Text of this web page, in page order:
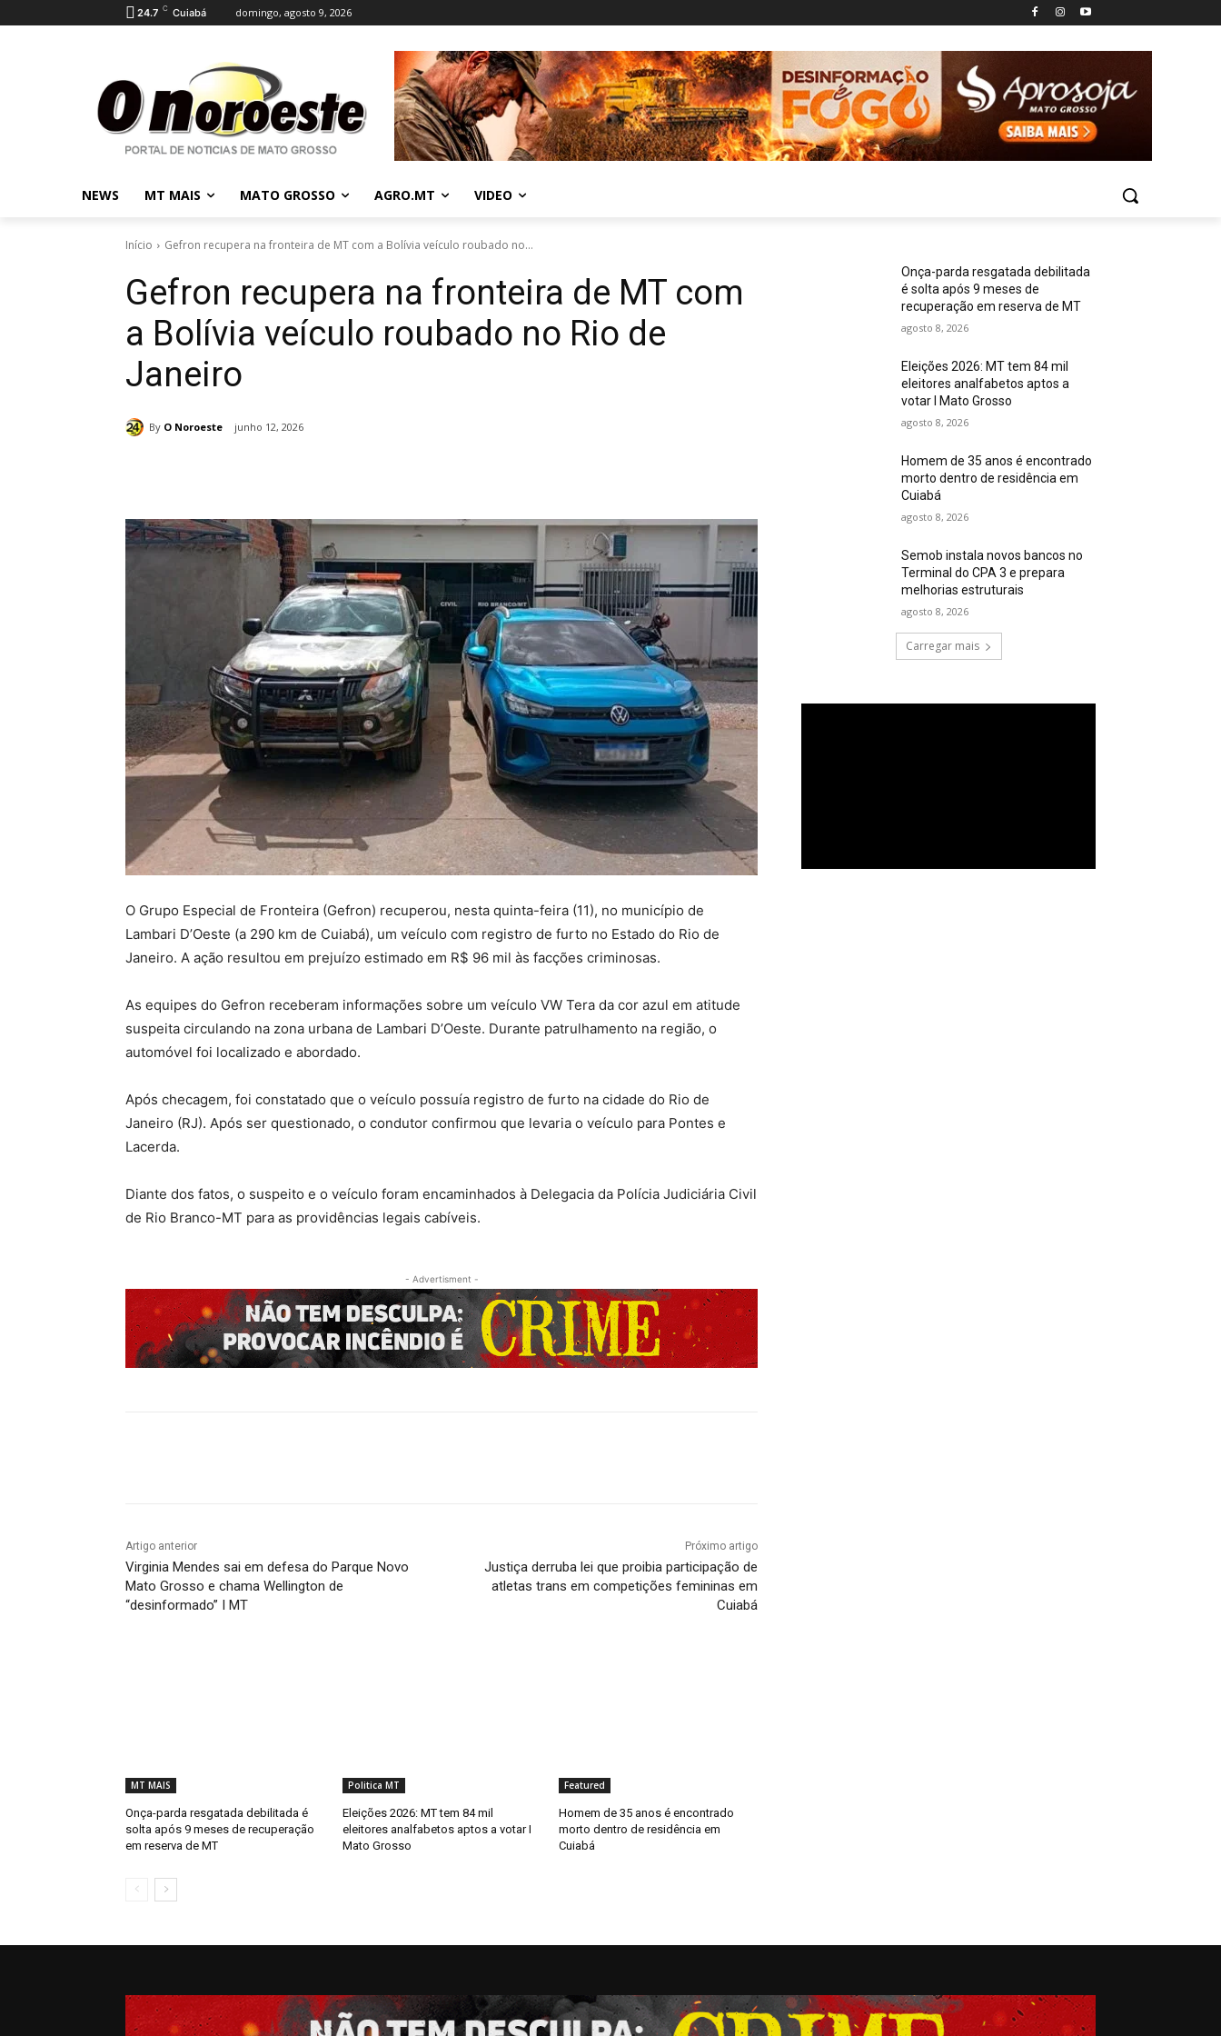
24.7 C Cuiabá domingo, agosto 9, 2026
NEWS MT MAIS MATO GROSSO AGRO.MT VIDEO
Início Gefron recupera na fronteira de MT com a Bolívia veículo roubado no...
Gefron recupera na fronteira de MT com
a Bolívia veículo roubado no Rio de
Janeiro
By O Noroeste junho 12, 2026
O Grupo Especial de Fronteira (Gefron) recuperou, nesta quinta-feira (11), no município de
Lambari D’Oeste (a 290 km de Cuiabá), um veículo com registro de furto no Estado do Rio de
Janeiro. A ação resultou em prejuízo estimado em R$ 96 mil às facções criminosas.
As equipes do Gefron receberam informações sobre um veículo VW Tera da cor azul em atitude
suspeita circulando na zona urbana de Lambari D’Oeste. Durante patrulhamento na região, o
automóvel foi localizado e abordado.
Após checagem, foi constatado que o veículo possuía registro de furto na cidade do Rio de
Janeiro (RJ). Após ser questionado, o condutor confirmou que levaria o veículo para Pontes e
Lacerda.
Diante dos fatos, o suspeito e o veículo foram encaminhados à Delegacia da Polícia Judiciária Civil
de Rio Branco-MT para as providências legais cabíveis.
- Advertisment -
Artigo anterior
Virginia Mendes sai em defesa do Parque Novo
Mato Grosso e chama Wellington de
“desinformado” I MT
Próximo artigo
Justiça derruba lei que proibia participação de
atletas trans em competições femininas em
Cuiabá
MT MAIS
Onça-parda resgatada debilitada é
solta após 9 meses de recuperação
em reserva de MT
Politica MT
Eleições 2026: MT tem 84 mil
eleitores analfabetos aptos a votar I
Mato Grosso
Featured
Homem de 35 anos é encontrado
morto dentro de residência em
Cuiabá
Onça-parda resgatada debilitada
é solta após 9 meses de
recuperação em reserva de MT
agosto 8, 2026
Eleições 2026: MT tem 84 mil
eleitores analfabetos aptos a
votar I Mato Grosso
agosto 8, 2026
Homem de 35 anos é encontrado
morto dentro de residência em
Cuiabá
agosto 8, 2026
Semob instala novos bancos no
Terminal do CPA 3 e prepara
melhorias estruturais
agosto 8, 2026
Carregar mais